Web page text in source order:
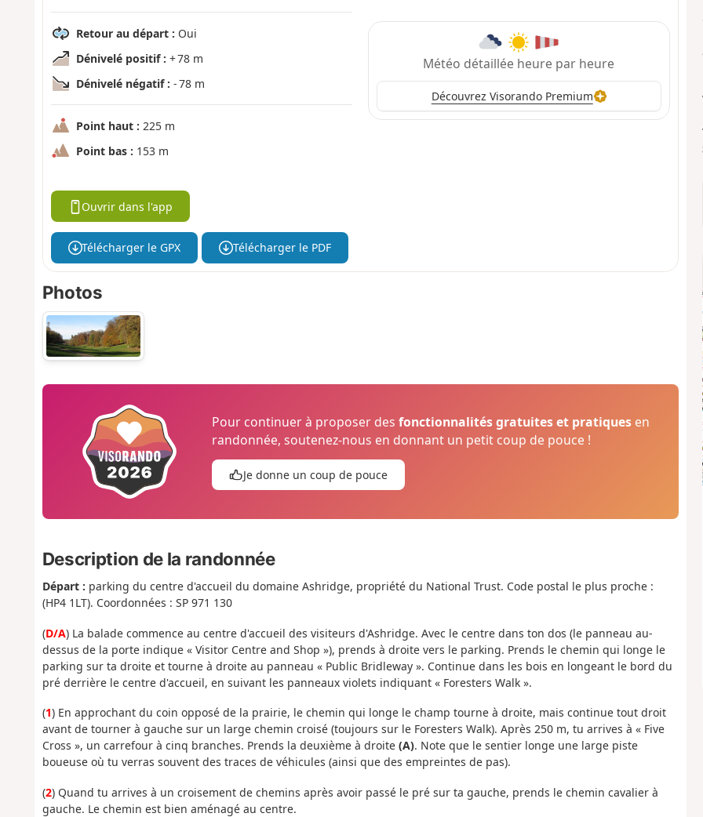
Retour au départ : Oui
Dénivelé positif : + 78 m
Dénivelé négatif : - 78 m
Point haut : 225 m
Point bas : 153 m
Météo détaillée heure par heure
Découvrez Visorando Premium
Ouvrir dans l'app
Télécharger le GPX Télécharger le PDF
Photos
Pour continuer à proposer desfonctionnalités gratuites et pratiques en
randonnée, soutenez-nous en donnant un petit coup de pouce !
Je donne un coup de pouce
Description de la randonnée
Départ : parking du centre d'accueil du domaine Ashridge, propriété du National Trust. Code postal le plus proche :
(HP4 1LT). Coordonnées : SP 971 130
(D/A) La balade commence au centre d'accueil des visiteurs d'Ashridge. Avec le centre dans ton dos (le panneau au-
dessus de la porte indique « Visitor Centre and Shop »), prends à droite vers le parking. Prends le chemin qui longe le
parking sur ta droite et tourne à droite au panneau « Public Bridleway ». Continue dans les bois en longeant le bord du
pré derrière le centre d'accueil, en suivant les panneaux violets indiquant « Foresters Walk ».
(1) En approchant du coin opposé de la prairie, le chemin qui longe le champ tourne à droite, mais continue tout droit
avant de tourner à gauche sur un large chemin croisé (toujours sur le Foresters Walk). Après 250 m, tu arrives à « Five
Cross », un carrefour à cinq branches. Prends la deuxième à droite(A). Note que le sentier longe une large piste
boueuse où tu verras souvent des traces de véhicules (ainsi que des empreintes de pas).
(2) Quand tu arrives à un croisement de chemins après avoir passé le pré sur ta gauche, prends le chemin cavalier à
gauche. Le chemin est bien aménagé au centre.